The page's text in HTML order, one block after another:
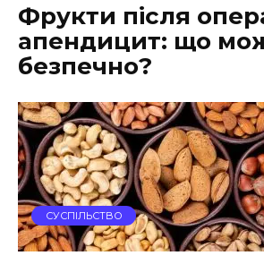
Фрукти після
апендицит: що
безпечно?
СУСПІЛЬСТВО